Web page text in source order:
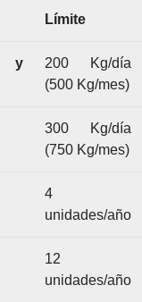
Límite
y
200 Kg/día
(500 Kg/mes)
300 Kg/día
(750 Kg/mes)
4
unidades/año
12
unidades/año